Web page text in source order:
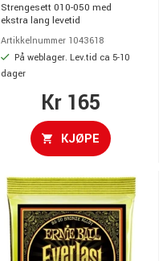
Strengesett 010-050 med
ekstra lang levetid
Artikkelnummer 1043618
På weblager. Lev.tid ca 5-10
dager
Kr 165
KJØPE